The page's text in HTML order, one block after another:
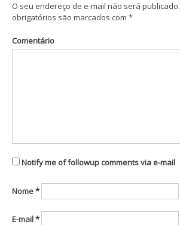
O seu endereço de e-mail não será publicado.
obrigatórios são marcados com *
Comentário
Notify me of followup comments via e-mail
Nome*
E-mail*